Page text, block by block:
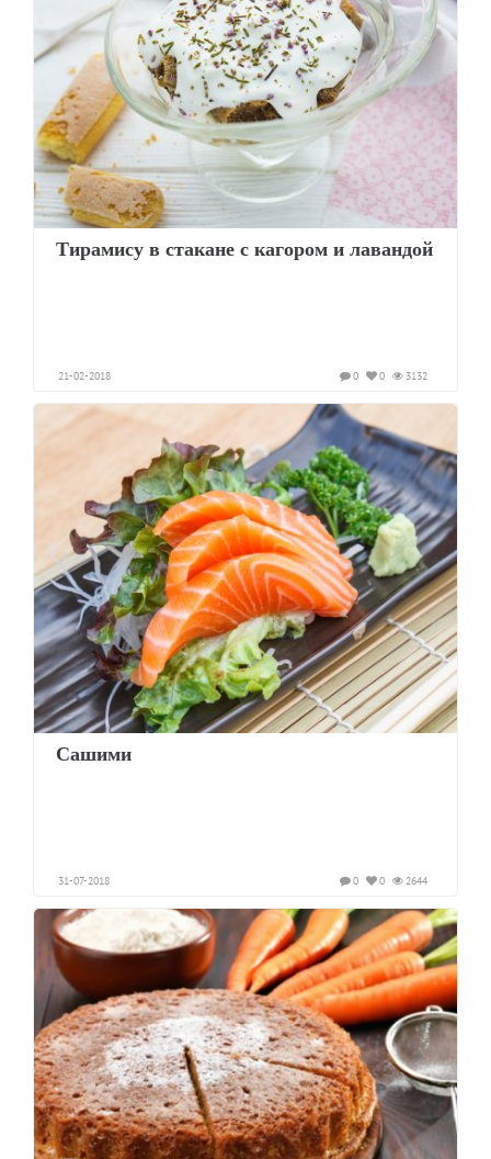
Тирамису в стакане с кагором и лавандой
21-02-2018 3132
0
0
Сашими
31-07-2018 2644
0
0